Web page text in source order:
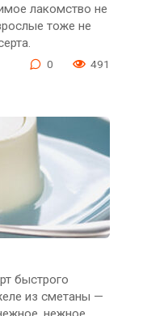
лакомство не
тоже не
0 491
быстрого
из сметаны —